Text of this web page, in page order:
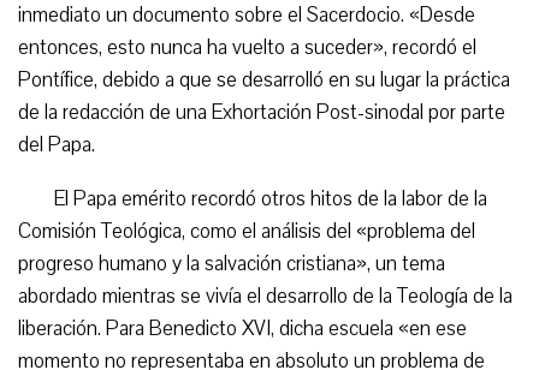
inmediato un documento sobre el Sacerdocio. «Desde
entonces, esto nunca ha vuelto a suceder», recordó el
Pontífice, debido a que se desarrolló en su lugar la práctica
de la redacción de una Exhortación Post-sinodal por parte
del Papa.
El Papa emérito recordó otros hitos de la labor de la
Comisión Teológica, como el análisis del «problema del
progreso humano y la salvación cristiana», un tema
abordado mientras se vivía el desarrollo de la Teología de la
liberación. Para Benedicto XVI, dicha escuela «en ese
momento no representaba en absoluto un problema de